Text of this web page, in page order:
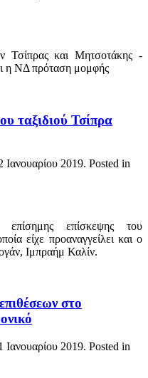
Τσίπρας και Μητσοτάκης -
η ΝΔ πρόταση μομφής
ταξιδιού Τσίπρα
Ιανουαρίου 2019. Posted in
επίσκεψης του
είχε προαναγγείλει και ο
Ιμπραήμ Καλίν.
στο
Ιανουαρίου 2019. Posted in